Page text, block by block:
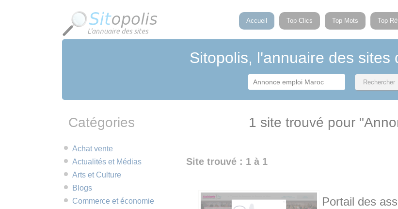
Accueil Top Clics Top Mots Top
Sitopolis, l'annuaire des sites
1 site trouvé pour
Site trouvé : 1 à 1
Portail des
Catégories
Achat vente
Actualités et Médias
Arts et Culture
Blogs
Commerce et économie